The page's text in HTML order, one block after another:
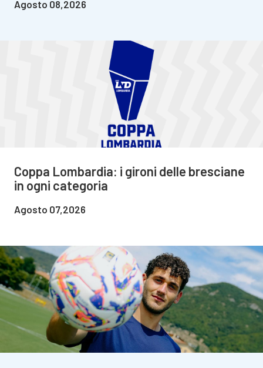
Agosto 08,2026
Coppa Lombardia: i gironi delle bresciane
in ogni categoria
Agosto 07,2026